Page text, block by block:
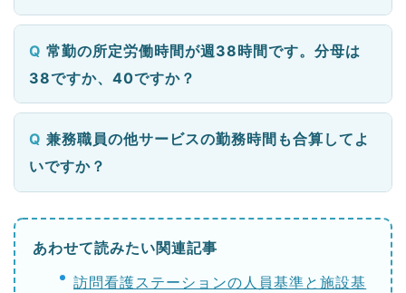
常勤の所定労働時間が週38時間です。分母は
38ですか、40ですか？
兼務職員の他サービスの勤務時間も合算してよ
いですか？
あわせて読みたい関連記事
訪問看護ステーションの人員基準と施設基